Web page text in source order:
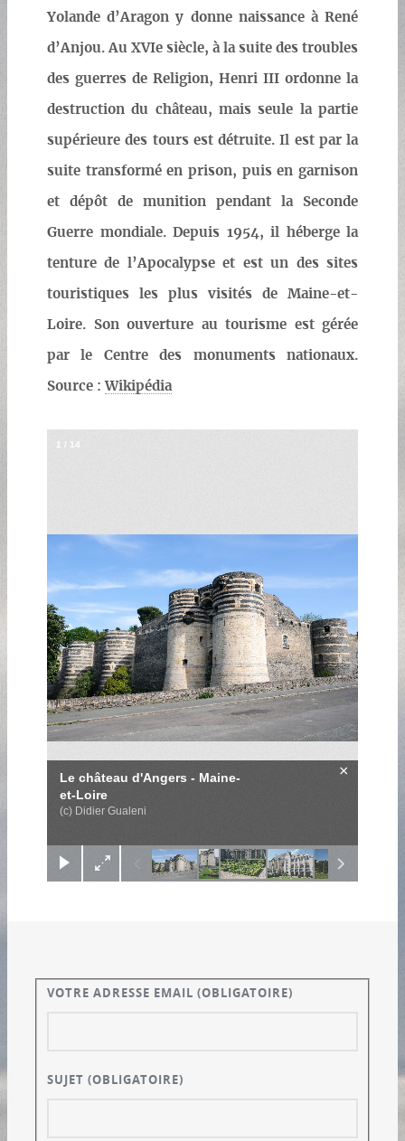
Yolande d’Aragon y donne naissance à René
d’Anjou. Au XVIe siècle, à la suite des troubles
des guerres de Religion, Henri III ordonne la
destruction du château, mais seule la partie
supérieure des tours est détruite. Il est par la
suite transformé en prison, puis en garnison
et dépôt de munition pendant la Seconde
Guerre mondiale. Depuis 1954, il héberge la
tenture de l’Apocalypse et est un des sites
touristiques les plus visités de Maine-et-
Loire. Son ouverture au tourisme est gérée
par le Centre des monuments nationaux.
Source : Wikipédia
Le château d'Angers - Maine-
et-Loire
(c) Didier Gualeni
×
1 / 14
VOTRE ADRESSE EMAIL(OBLIGATOIRE)
SUJET(OBLIGATOIRE)